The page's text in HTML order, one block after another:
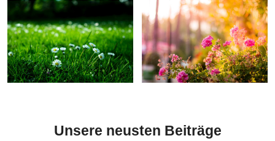
Unsere neusten Beiträge